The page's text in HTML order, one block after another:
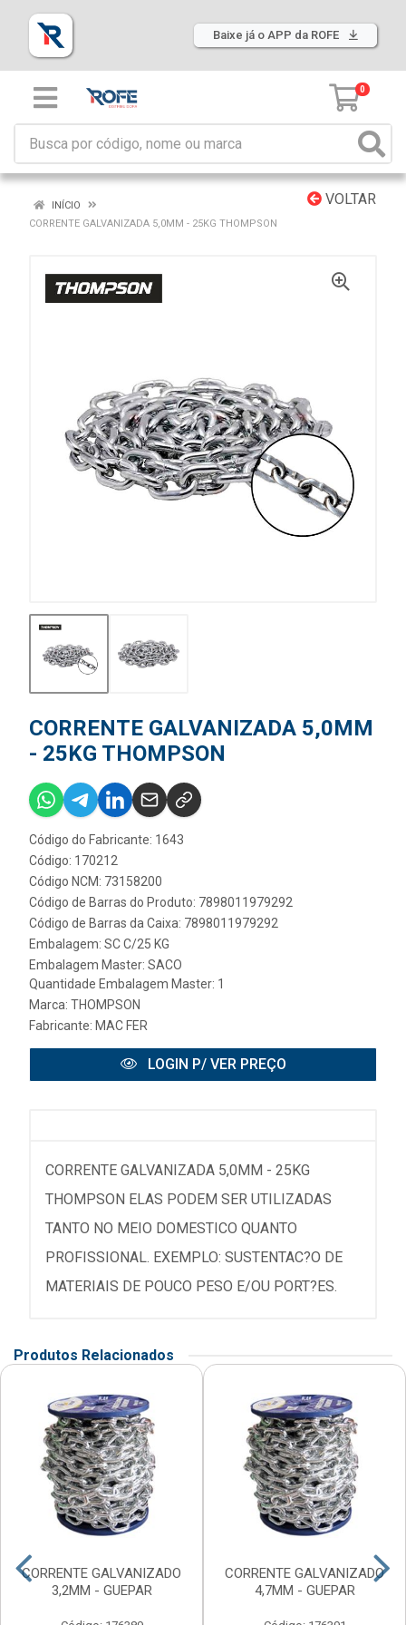
Baixe já o APP da ROFE
0
VOLTAR
INÍCIO
CORRENTE GALVANIZADA 5,0MM - 25KG THOMPSON
CORRENTE GALVANIZADA 5,0MM
- 25KG THOMPSON
Código do Fabricante: 1643
Código: 170212
Código NCM: 73158200
Código de Barras do Produto: 7898011979292
Código de Barras da Caixa: 7898011979292
Embalagem: SC C/25 KG
Embalagem Master: SACO
Quantidade Embalagem Master: 1
Marca: THOMPSON
Fabricante: MAC FER
LOGIN P/ VER PREÇO
CORRENTE GALVANIZADA 5,0MM - 25KG
THOMPSON ELAS PODEM SER UTILIZADAS
TANTO NO MEIO DOMESTICO QUANTO
PROFISSIONAL. EXEMPLO: SUSTENTAC?O DE
MATERIAIS DE POUCO PESO E/OU PORT?ES.
Produtos Relacionados
CORRENTE GALVANIZADO
3,2MM - GUEPAR
CORRENTE GALVANIZADO
4,7MM - GUEPAR